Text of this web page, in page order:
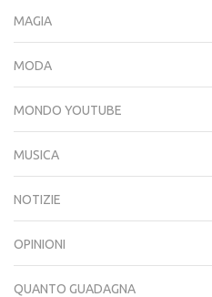
MAGIA
MODA
MONDO YOUTUBE
MUSICA
NOTIZIE
OPINIONI
QUANTO GUADAGNA